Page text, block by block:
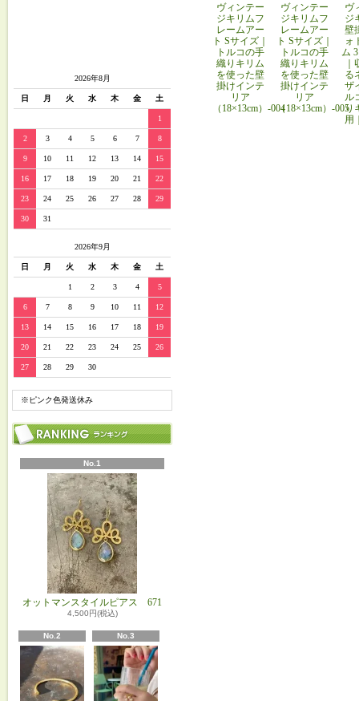
2026年8月
日 月 火 水 木 金 土
1
2 3 4 5 6 7 8
9 10 11 12 13 14 15
16 17 18 19 20 21 22
23 24 25 26 27 28 29
30 31
2026年9月
日 月 火 水 木 金 土
1 2 3 4 5
6 7 8 9 10 11 12
13 14 15 16 17 18 19
20 21 22 23 24 25 26
27 28 29 30
※ピンク色発送休み
No.1
オットマンスタイルピアス 671
4,500円(税込)
No.2 No.3
ヴィンテー
ジキリムフ
レームアー
ト Sサイズ｜
トルコの手
織りキリム
を使った壁
掛けインテ
リア
（18×13cm）-004
ヴィンテー
ジキリムフ
レームアー
ト Sサイズ｜
トルコの手
織りキリム
を使った壁
掛けインテ
リア
（18×13cm）-005
ヴ
ジ
壁
ォ
ム
る
ザ
ル
り
用